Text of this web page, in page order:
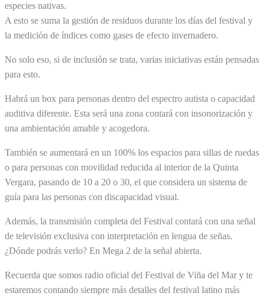
especies nativas.
A esto se suma la gestión de residuos durante los días del festival y
la medición de índices como gases de efecto invernadero.
No solo eso, si de inclusión se trata, varias iniciativas están pensadas
para esto.
Habrá un box para personas dentro del espectro autista o capacidad
auditiva diferente. Esta será una zona contará con insonorización y
una ambientación amable y acogedora.
También se aumentará en un 100% los espacios para sillas de ruedas
o para personas con movilidad reducida al interior de la Quinta
Vergara, pasando de 10 a 20 o 30, el que considera un sistema de
guía para las personas con discapacidad visual.
Además, la transmisión completa del Festival contará con una señal
de televisión exclusiva con interpretación en lengua de señas.
¿Dónde podrás verlo? En Mega 2 de la señal abierta.
Recuerda que somos radio oficial del Festival de Viña del Mar y te
estaremos contando siempre más detalles del festival latino más